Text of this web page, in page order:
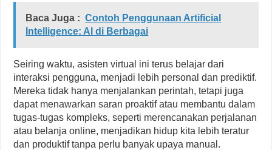
Baca Juga : Contoh Penggunaan Artificial
Intelligence: AI di Berbagai
Seiring waktu, asisten virtual ini terus belajar dari
interaksi pengguna, menjadi lebih personal dan prediktif.
Mereka tidak hanya menjalankan perintah, tetapi juga
dapat menawarkan saran proaktif atau membantu dalam
tugas-tugas kompleks, seperti merencanakan perjalanan
atau belanja online, menjadikan hidup kita lebih teratur
dan produktif tanpa perlu banyak upaya manual.